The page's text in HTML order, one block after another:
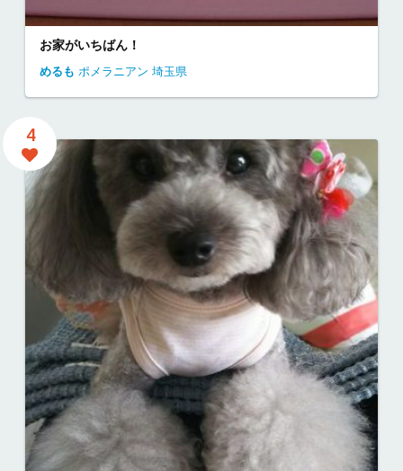
お家がいちばん！
めるも ポメラニアン 埼玉県
4